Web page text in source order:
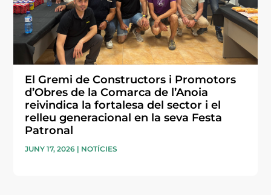
El Gremi de Constructors i Promotors
d’Obres de la Comarca de l’Anoia
reivindica la fortalesa del sector i el
relleu generacional en la seva Festa
Patronal
JUNY 17, 2026 | NOTÍCIES